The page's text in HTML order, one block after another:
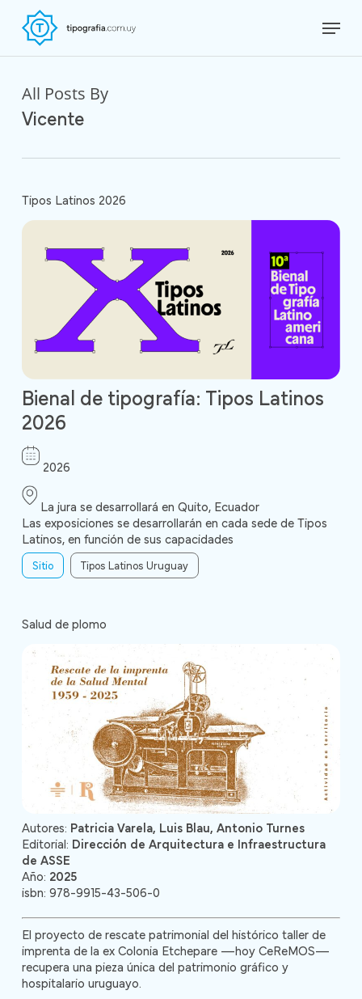
main
Menu
All Posts By
Vicente
Tipos Latinos 2026
Bienal de tipografía: Tipos Latinos
2026
2026
La jura se desarrollará en Quito, Ecuador
Las exposiciones se desarrollarán en cada sede de Tipos
Latinos, en función de sus capacidades
Sitio Tipos Latinos Uruguay
Salud de plomo
Autores: Patricia Varela, Luis Blau, Antonio Turnes
Editorial: Dirección de Arquitectura e Infraestructura
de ASSE
Año: 2025
isbn: 978-9915-43-506-0
El proyecto de rescate patrimonial del histórico taller de
imprenta de la ex Colonia Etchepare —hoy CeReMOS—
recupera una pieza única del patrimonio gráfico y
hospitalario uruguayo.